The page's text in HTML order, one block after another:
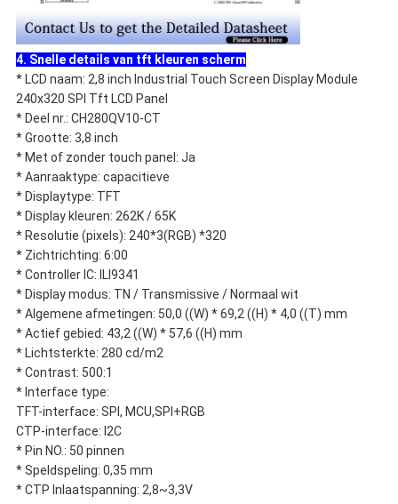
4. Snelle details van tft kleuren scherm
* LCD naam: 2,8 inch Industrial Touch Screen Display Module
240x320 SPI Tft LCD Panel
* Deel nr.: CH280QV10-CT
* Grootte: 3,8 inch
* Met of zonder touch panel: Ja
* Aanraaktype: capacitieve
* Displaytype: TFT
* Display kleuren: 262K / 65K
* Resolutie (pixels): 240*3(RGB) *320
* Zichtrichting: 6:00
* Controller IC: ILI9341
* Display modus: TN / Transmissive / Normaal wit
* Algemene afmetingen: 50,0 ((W) * 69,2 ((H) * 4,0 ((T) mm
* Actief gebied: 43,2 ((W) * 57,6 ((H) mm
* Lichtsterkte: 280 cd/m2
* Contrast: 500:1
* Interface type:
TFT-interface: SPI, MCU,SPI+RGB
CTP-interface: I2C
* Pin NO.: 50 pinnen
* Speldspeling: 0,35 mm
* CTP Inlaatspanning: 2,8~3,3V